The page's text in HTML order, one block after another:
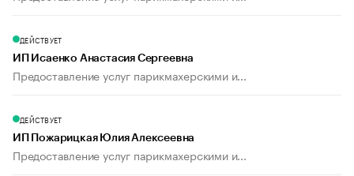
ДЕЙСТВУЕТ
ИП Исаенко Анастасия Сергеевна
Предоставление услуг парикмахерскими и...
ДЕЙСТВУЕТ
ИП Пожарицкая Юлия Алексеевна
Предоставление услуг парикмахерскими и...